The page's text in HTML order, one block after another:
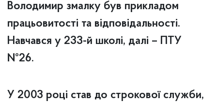
Володимир змалку був прикладом
працьовитості та відповідальності.
Навчався у 233-й школі, далі – ПТУ
№26.
У 2003 році став до строкової служби,